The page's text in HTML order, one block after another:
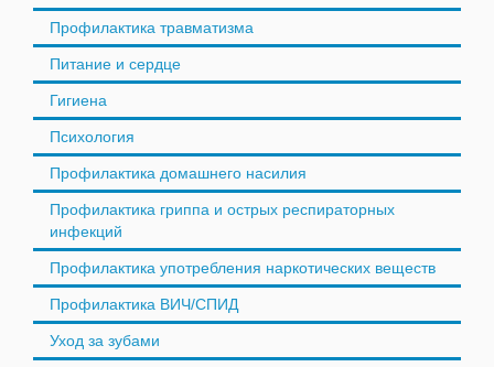
Профилактика травматизма
Питание и сердце
Гигиена
Психология
Профилактика домашнего насилия
Профилактика гриппа и острых респираторных
инфекций
Профилактика употребления наркотических веществ
Профилактика ВИЧ/СПИД
Уход за зубами